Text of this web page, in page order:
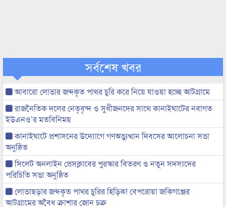
সর্বশেষ খবর
আবারো লোভার জব্দকৃত পাথর চুরি করে নিয়ে যাওয়া হচ্ছে আটগ্রামে
রাজনৈতিক দলের নেতৃবৃন্দ ও সুধীজনদের সাথে কানাইঘাটের নবাগত
ইউএনও’র মতবিনিময়
কানাইঘাটে প্রশাসনের উদ্যোগে গণঅভ্যুত্থান দিবসের আলোচনা সভা
অনুষ্ঠিত
সিলেট অনলাইন প্রেসক্লাবের পুরস্কার বিতরণ ও নতুন সদস্যদের
পরিচিতি সভা অনুষ্ঠিত
লোভাছড়ার জব্দকৃত পাথর চুরির হিড়িক! বেপরোয়া জকিগঞ্জের
আটগ্রামের অবৈধ ক্রাশার জোন চক্র